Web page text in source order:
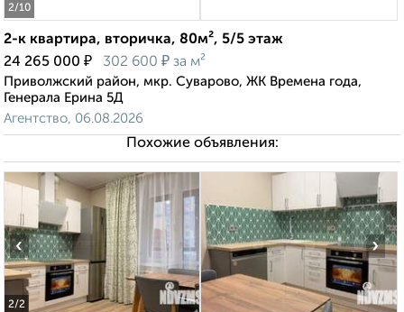
2/10
2-к квартира, вторичка, 80м², 5/5 этаж
24 265 000 ₽ 302 600 ₽ за м²
Приволжский район, мкр. Суварово, ЖК Времена года,
Генерала Ерина 5Д
Агентство, 06.08.2026
Похожие объявления:
2/2
‹ ›